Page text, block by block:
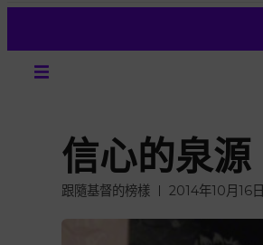
信心的泉源
跟隨基督的榜樣 2014年10月16日